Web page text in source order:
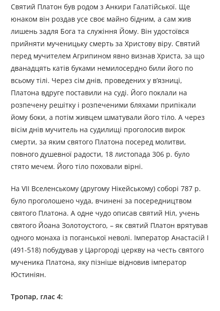
Святий Платон був родом з Анкири Галатійської. Ще
юнаком він роздав усе своє майно бідним, а сам жив
лишень задля Бога та служіння Йому. Він удостоївся
прийняти мученицьку смерть за Христову віру. Святий
перед мучителем Агрипином явно визнав Христа, за що
дванадцять катів буками немилосердно били його по
всьому тілі. Через сім днів, проведених у в’язниці,
Платона вдруге поставили на суді. Його поклали на
розпечену решітку і розпеченими бляхами припікали
йому боки, а потім живцем шматували його тіло. А через
вісім днів мучитель на судилищі проголосив вирок
смерти, за яким святого Платона посеред молитви,
повного душевної радости, 18 листопада 306 р. було
стято мечем. Його тіло поховали вірні.
На VII Вселенському (другому Нікейському) соборі 787 р.
було проголошено чуда, вчинені за посередництвом
святого Платона. А одне чудо описав святий Ніл, учень
святого Йоана Золотоустого, – як святий Платон врятував
одного монаха із поганської неволі. Імператор Анастасій І
(491-518) побудував у Царгороді церкву на честь святого
мученика Платона, яку пізніше відновив імператор
Юстиніян.
Тропар, глас 4: